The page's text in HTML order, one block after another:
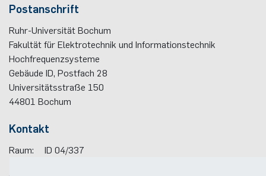
Postanschrift
Ruhr-Universität Bochum
Fakultät für Elektrotechnik und Informationstechnik
Hochfrequenzsysteme
Gebäude ID, Postfach 28
Universitätsstraße 150
44801 Bochum
Kontakt
Raum:
ID 04/337